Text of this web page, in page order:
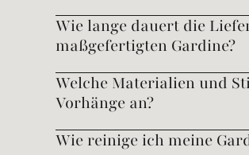
Wie lange dauert die
maßgefertigten Gardine?
Welche Materialien und
Vorhänge an?
Wie reinige ich meine